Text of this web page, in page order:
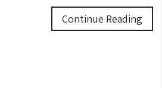
Continue Reading